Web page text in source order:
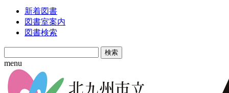
新着図書
図書室案内
図書検索
Search
for:
menu